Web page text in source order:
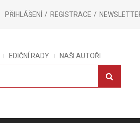
PŘIHLÁŠENÍ REGISTRACE
EDIČNÍ RADY NAŠI AUTOŘI